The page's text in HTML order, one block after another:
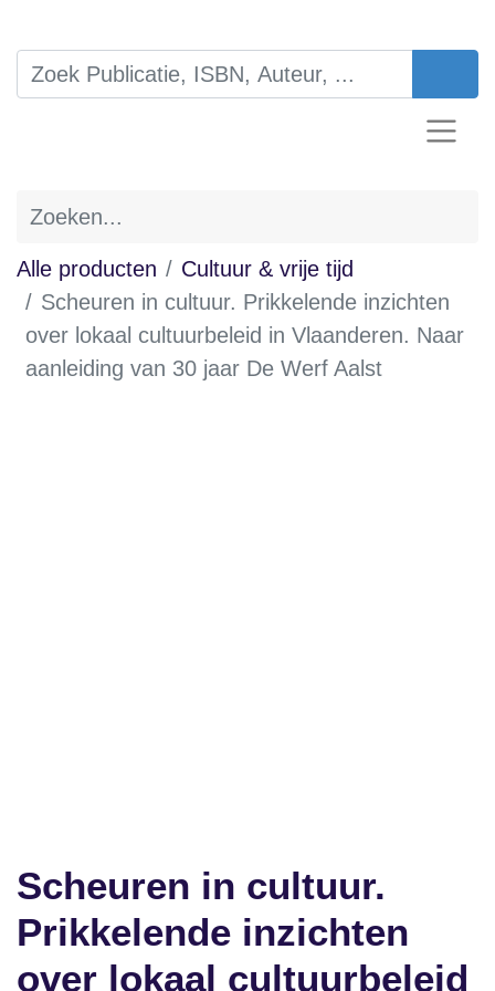
Alle producten
Cultuur & vrije tijd
Scheuren in cultuur. Prikkelende
inzichten over lokaal cultuurbeleid in
Vlaanderen. Naar aanleiding van 30 jaar
Scheuren in cultuur.
Prikkelende inzichten